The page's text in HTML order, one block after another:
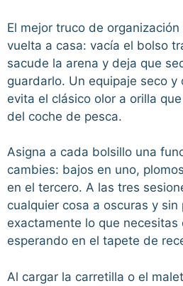
El mejor truco de
vuelta a casa: vacía el bolso
sacude la arena y deja que
guardarlo. Un equipaje seco
evita el clásico olor a orilla
del coche de pesca.
Asigna a cada bolsillo una
cambies: bajos en uno,
en el tercero. A las tres
cualquier cosa a oscuras y sin
exactamente lo que necesitas
esperando en el tapete de
Al cargar la carretilla o el